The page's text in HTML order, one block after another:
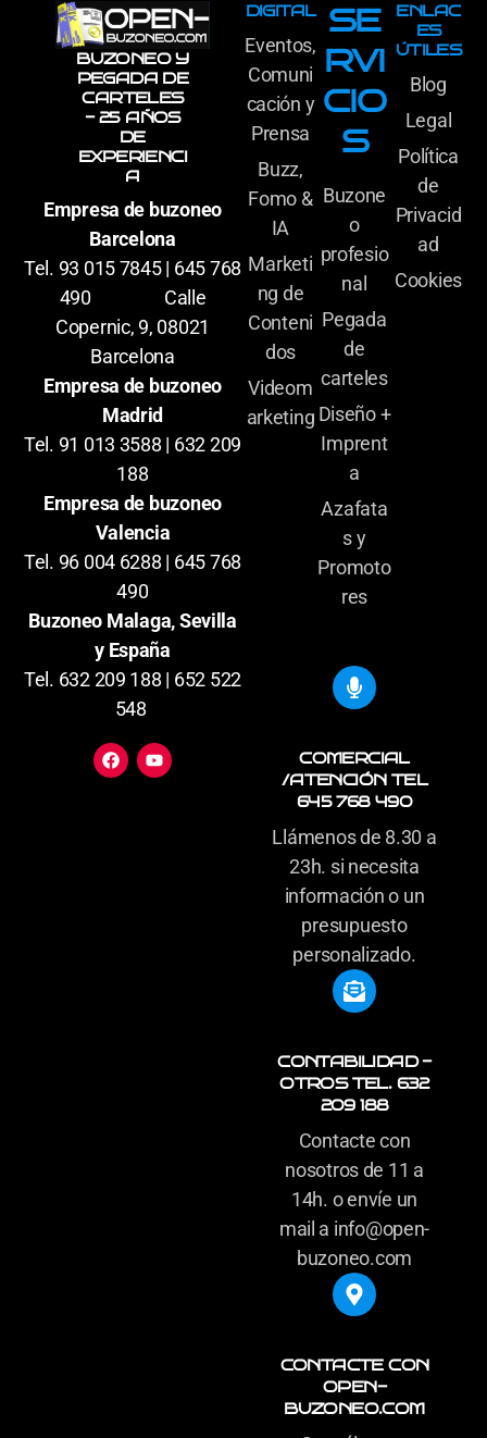
BUZONEO Y
PEGADA DE
CARTELES
- 25 AÑOS
DE
EXPERIENCI
A
Empresa de buzoneo
Barcelona
Tel. 93 015 7845 | 645 768
490 Calle
Copernic, 9, 08021
Barcelona
Empresa de buzoneo
Madrid
Tel. 91 013 3588 | 632 209
188
Empresa de buzoneo
Valencia
Tel. 96 004 6288 | 645 768
490
Buzoneo Malaga, Sevilla
y España
Tel. 632 209 188 | 652 522
548
DIGITAL
Eventos,
Comuni
cación y
Prensa
Buzz,
Fomo &
IA
Marketi
ng de
Conteni
dos
Videom
arketing
SE
RVI
CIO
S
Buzone
o
profesio
nal
Pegada
de
carteles
Diseño +
Imprent
a
Azafata
s y
Promoto
res
ENLAC
ES
ÚTILES
Blog
Legal
Política
de
Privacid
ad
Cookies
COMERCIAL
/ATENCIÓN TEL
645 768 490
Llámenos de 8.30 a
23h. si necesita
información o un
presupuesto
personalizado.
CONTABILIDAD -
OTROS TEL. 632
209 188
Contacte con
nosotros de 11 a
14h. o envíe un
mail a info@open-
buzoneo.com
CONTACTE CON
OPEN-
BUZONEO.COM